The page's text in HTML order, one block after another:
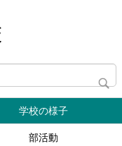
学校の様子
部活動